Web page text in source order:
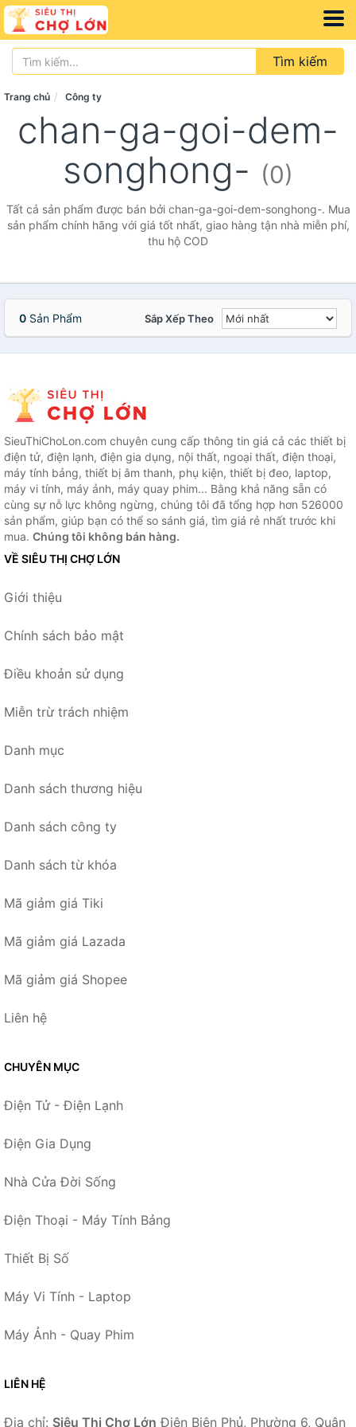
Tìm kiếm
Trang chủ Công ty
chan-ga-goi-dem-
songhong- (0)
Tất cả sản phẩm được bán bởi chan-ga-goi-dem-songhong-. Mua
sản phẩm chính hãng với giá tốt nhất, giao hàng tận nhà miễn phí,
thu hộ COD
0 Sản Phẩm Sắp Xếp Theo
SieuThiChoLon.com chuyên cung cấp thông tin giá cả các thiết bị
điện tử, điện lạnh, điện gia dụng, nội thất, ngoại thất, điện thoại,
máy tính bảng, thiết bị âm thanh, phụ kiện, thiết bị đeo, laptop,
máy vi tính, máy ảnh, máy quay phim... Bằng khả năng sẵn có
cùng sự nỗ lực không ngừng, chúng tôi đã tổng hợp hơn 526000
sản phẩm, giúp bạn có thể so sánh giá, tìm giá rẻ nhất trước khi
mua. Chúng tôi không bán hàng.
VỀ SIÊU THỊ CHỢ LỚN
Giới thiệu
Chính sách bảo mật
Điều khoản sử dụng
Miễn trừ trách nhiệm
Danh mục
Danh sách thương hiệu
Danh sách công ty
Danh sách từ khóa
Mã giảm giá Tiki
Mã giảm giá Lazada
Mã giảm giá Shopee
Liên hệ
CHUYÊN MỤC
Điện Tử - Điện Lạnh
Điện Gia Dụng
Nhà Cửa Đời Sống
Điện Thoại - Máy Tính Bảng
Thiết Bị Số
Máy Vi Tính - Laptop
Máy Ảnh - Quay Phim
LIÊN HỆ
Địa chỉ: Siêu Thị Chợ Lớn Điện Biên Phủ, Phường 6, Quận